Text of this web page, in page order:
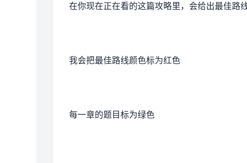
在你现在正在看的这篇攻略里，会给出最佳路
我会把最佳路线颜色标为红色
每一章的题目标为绿色